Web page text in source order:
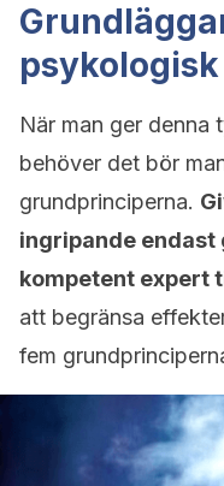
När man ger denna
behöver det bör
grundprinciperna.
ingripande endast
kompetent expert
att begränsa
fem